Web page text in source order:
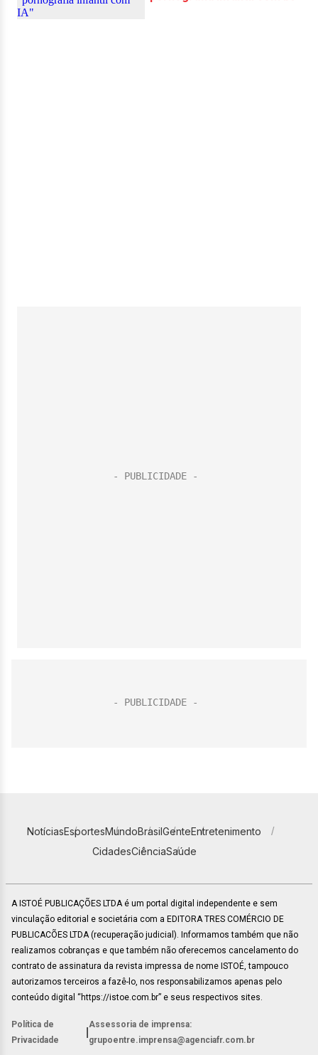
NotíciasEsportesMundoBrasilGenteEntretenimento
CidadesCiênciaSaúde
A ISTOÉ PUBLICAÇÕES LTDA é um portal digital independente e sem
vinculação editorial e societária com a EDITORA TRES COMÉRCIO DE
PUBLICACÕES LTDA (recuperação judicial). Informamos também que não
realizamos cobranças e que também não oferecemos cancelamento do
contrato de assinatura da revista impressa de nome ISTOÉ, tampouco
autorizamos terceiros a fazê-lo, nos responsabilizamos apenas pelo
conteúdo digital “https://istoe.com.br” e seus respectivos sites.
Política de
Privacidade
Assessoria de imprensa:
grupoentre.imprensa@agenciafr.com.br